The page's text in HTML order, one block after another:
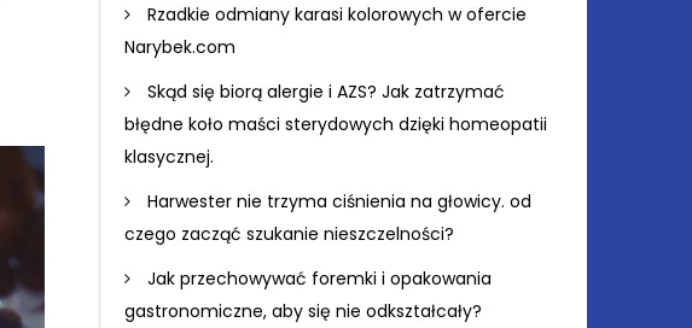
Rzadkie odmiany karasi kolorowych w ofercie
Narybek.com
Skąd się biorą alergie i AZS? Jak zatrzymać
błędne koło maści sterydowych dzięki homeopatii
klasycznej.
Harwester nie trzyma ciśnienia na głowicy. od
czego zacząć szukanie nieszczelności?
Jak przechowywać foremki i opakowania
gastronomiczne, aby się nie odkształcały?